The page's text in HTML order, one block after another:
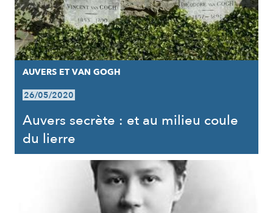
AUVERS ET VAN GOGH
26/05/2020
Auvers secrète : et au milieu coule
du lierre